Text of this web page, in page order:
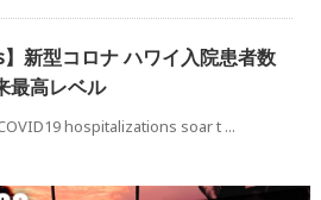
】新型コロナ ハワイ入院患者数
最高レベル
hospitalizations soar t ...